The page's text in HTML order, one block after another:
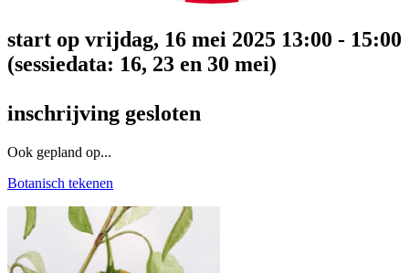
start op vrijdag, 16 mei 2025 13:00 - 15:00
(sessiedata: 16, 23 en 30 mei)
inschrijving gesloten
Ook gepland op...
Botanisch tekenen